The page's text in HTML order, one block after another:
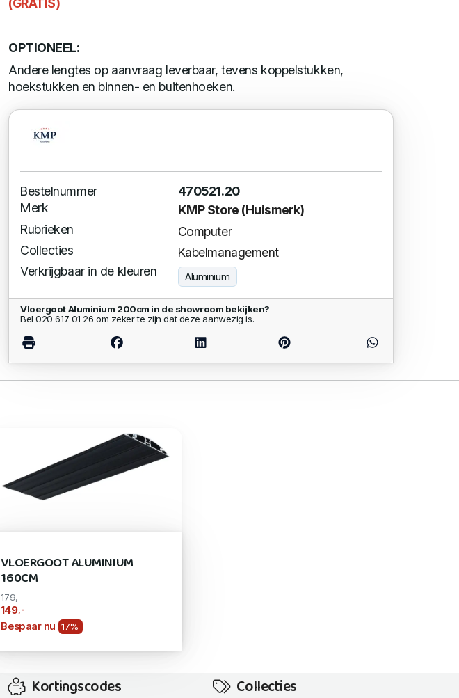
(GRATIS)
OPTIONEEL:
Andere lengtes op aanvraag leverbaar, tevens koppelstukken,
hoekstukken en binnen- en buitenhoeken.
Bestelnummer
470521.20
Merk
KMP Store (Huismerk)
Rubrieken
Computer
Collecties
Kabelmanagement
Verkrijgbaar in de kleuren
Aluminium
Vloergoot Aluminium 200cm in de showroom bekijken?
Bel 020 617 01 26 om zeker te zijn dat deze aanwezig is.
VLOERGOOT ALUMINIUM
160CM
179,-
149 ,-
Bespaar nu 17%
Kortingscodes Collecties